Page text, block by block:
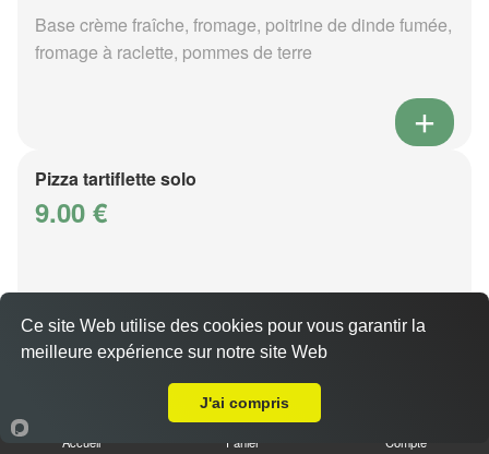
Base crème fraîche, fromage, poitrine de dinde fumée,
fromage à raclette, pommes de terre
Pizza tartiflette solo
9.00 €
Base crème fraîche, fromage, poitrine de dinde fumée,
reblochon, pommes de terre
Accueil Panier Compte
Ce site Web utilise des cookies pour vous garantir la
meilleure expérience sur notre site Web
J'ai compris